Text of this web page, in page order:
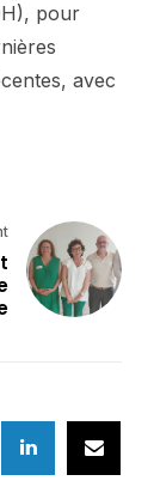
pour
avec